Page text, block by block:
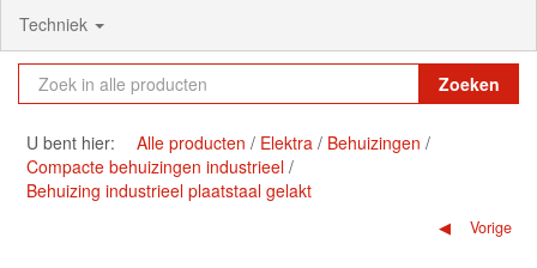
Techniek
Zoeken
U bent hier: Alle producten Elektra
Behuizingen
Compacte behuizingen industrieel
Behuizing industrieel plaatstaal gelakt
Vorige